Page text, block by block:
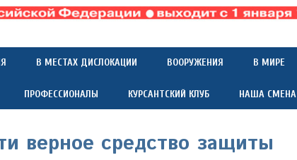
В МЕСТАХ ДИСЛОКАЦИИ ВООРУЖЕНИЯ В МИРЕ
ПРОФЕССИОНАЛЫ КУРСАНТСКИЙ КЛУБ НАША СМЕНА
верное средство защиты